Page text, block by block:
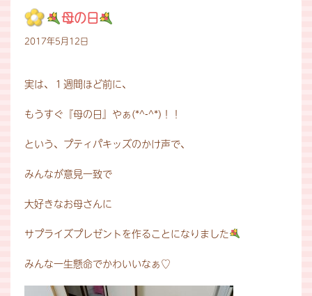
母の日
2017年5月12日
実は、１週間ほど前に、
もうすぐ『母の日』やぁ(*^-^*)！！
という、プティパキッズのかけ声で、
みんなが意見一致で
大好きなお母さんに
サプライズプレゼントを作ることになりました
みんな一生懸命でかわいいなぁ♡